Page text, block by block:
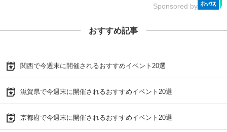
Sponsored by
おすすめ記事
関西で今週末に開催されるおすすめイベント20選
滋賀県で今週末に開催されるおすすめイベント20選
京都府で今週末に開催されるおすすめイベント20選